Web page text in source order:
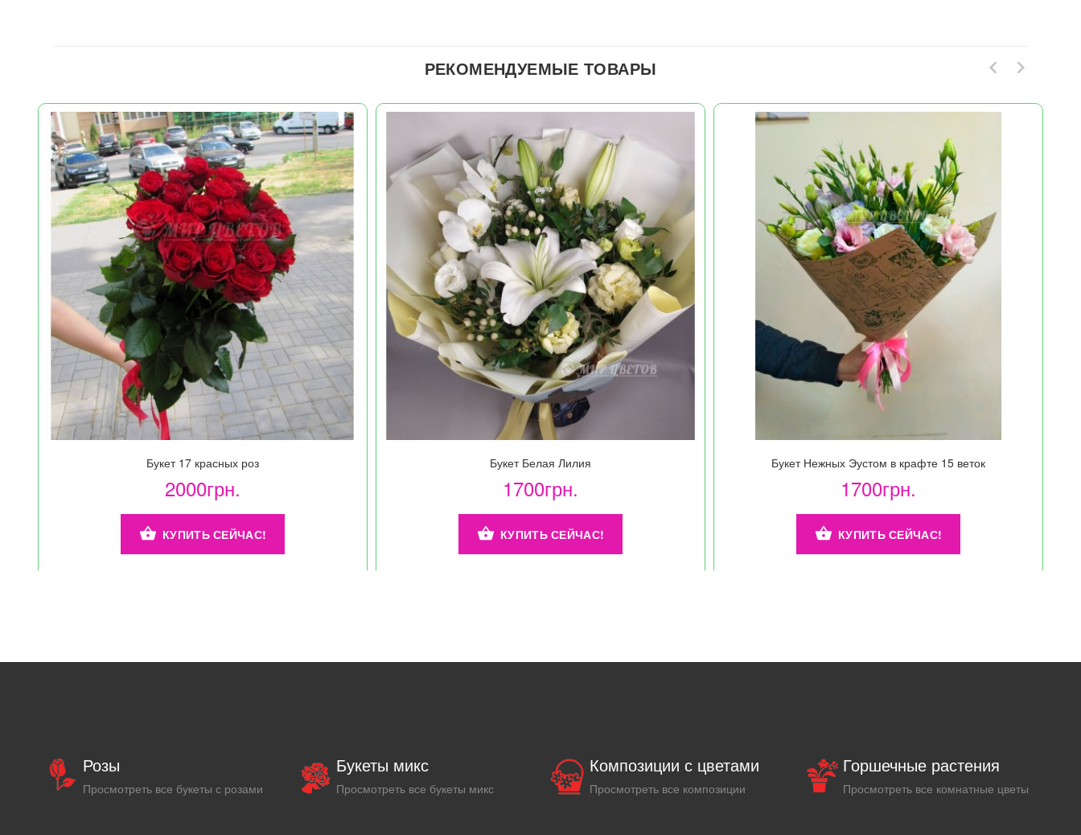
РЕКОМЕНДУЕМЫЕ ТОВАРЫ
Букет 17 красных роз
2000грн.
КУПИТЬ СЕЙЧАС!
Букет Белая Лилия
1700грн.
КУПИТЬ СЕЙЧАС!
Букет Нежных Эустом в крафте 15 веток
1700грн.
КУПИТЬ СЕЙЧАС!
Розы
Просмотреть все букеты с розами
Букеты микс
Просмотреть все букеты микс
Композиции с цветами
Просмотреть все композиции
Горшечные растения
Просмотреть все комнатные цветы